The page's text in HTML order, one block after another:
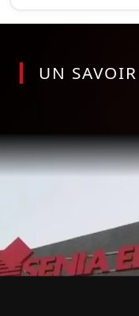
UN